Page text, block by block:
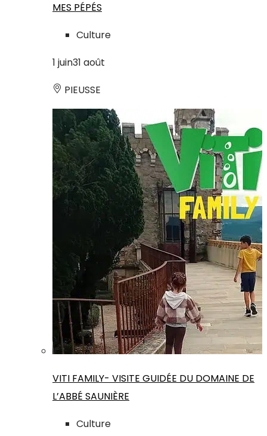
MES PÉPÉS
Culture
1 juin31 août
PIEUSSE
VITI FAMILY- VISITE GUIDÉE DU DOMAINE DE
L’ABBÉ SAUNIÈRE
Culture